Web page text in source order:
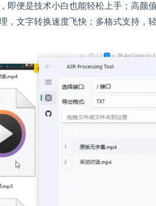
即便是技术小白也能轻松上手；高颜
，文字转换速度飞快；多格式支持，